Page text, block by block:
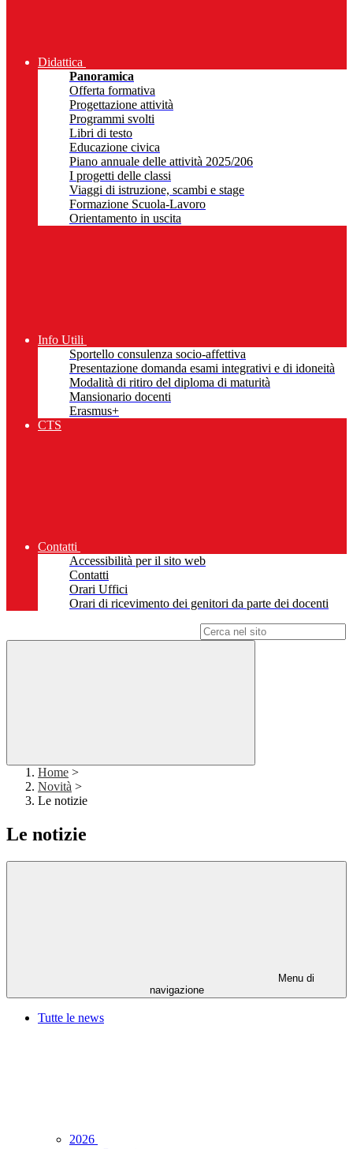
Didattica
Panoramica
Offerta formativa
Progettazione attività
Programmi svolti
Libri di testo
Educazione civica
Piano annuale delle attività 2025/206
I progetti delle classi
Viaggi di istruzione, scambi e stage
Formazione Scuola-Lavoro
Orientamento in uscita
Info Utili
Sportello consulenza socio-affettiva
Presentazione domanda esami integrativi e di idoneità
Modalità di ritiro del diploma di maturità
Mansionario docenti
Erasmus+
CTS
Contatti
Accessibilità per il sito web
Contatti
Orari Uffici
Orari di ricevimento dei genitori da parte dei docenti
Home >
Novità >
Le notizie
Le notizie
Menu di
navigazione
Tutte le news
2026